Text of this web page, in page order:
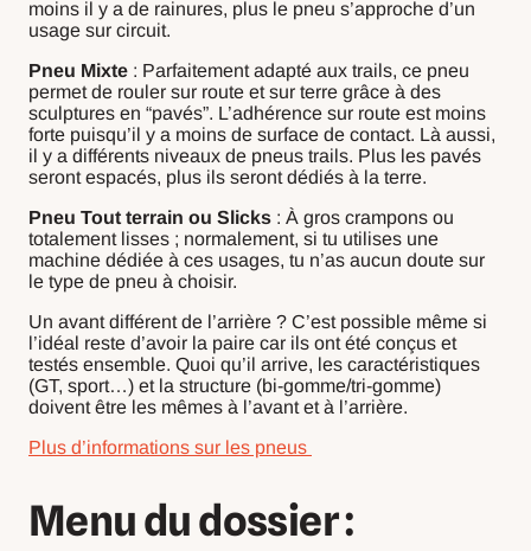
moins il y a de rainures, plus le pneu s’approche d’un
usage sur circuit.
Pneu Mixte : Parfaitement adapté aux trails, ce pneu
permet de rouler sur route et sur terre grâce à des
sculptures en “pavés”. L’adhérence sur route est moins
forte puisqu’il y a moins de surface de contact. Là aussi,
il y a différents niveaux de pneus trails. Plus les pavés
seront espacés, plus ils seront dédiés à la terre.
Pneu Tout terrain ou Slicks : À gros crampons ou
totalement lisses ; normalement, si tu utilises une
machine dédiée à ces usages, tu n’as aucun doute sur
le type de pneu à choisir.
Un avant différent de l’arrière ? C’est possible même si
l’idéal reste d’avoir la paire car ils ont été conçus et
testés ensemble. Quoi qu’il arrive, les caractéristiques
(GT, sport…) et la structure (bi-gomme/tri-gomme)
doivent être les mêmes à l’avant et à l’arrière.
Plus d’informations sur les pneus
Menu du dossier :